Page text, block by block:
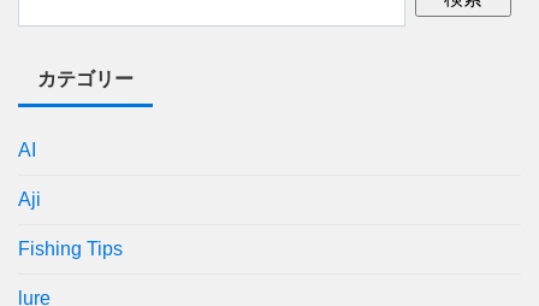
カテゴリー
AI
Aji
Fishing Tips
lure